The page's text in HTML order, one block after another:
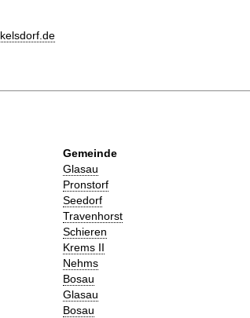
Gemeinde
Glasau
Pronstorf
Seedorf
Travenhorst
Schieren
Krems II
Nehms
Bosau
Glasau
Bosau